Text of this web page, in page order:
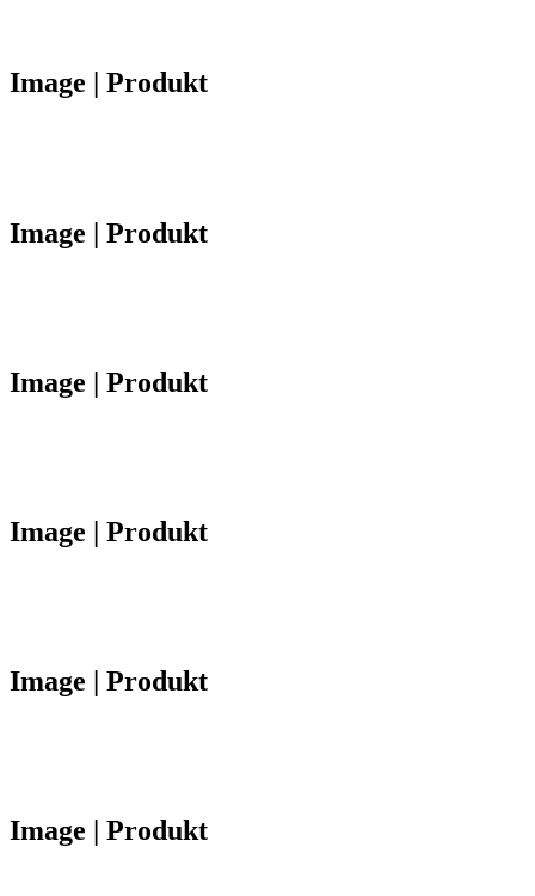
Image | Produkt
Image | Produkt
Image | Produkt
Image | Produkt
Image | Produkt
Image | Produkt